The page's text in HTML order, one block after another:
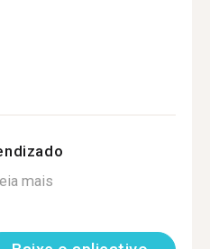
mais